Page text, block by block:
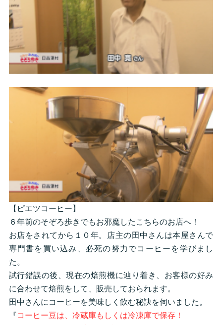
【ピエツコーヒー】
６年前のそぞろ歩きでもお邪魔したこちらのお店へ！
お店をされてから１０年。店主の田中さんは本屋さんで
専門書を買い込み、必死の努力でコーヒーを学びまし
た。
試行錯誤の後、現在の焙煎機に辿り着き、お客様の好み
に合わせて焙煎をして、販売しておられます。
田中さんにコーヒーを美味しく飲む秘訣を伺いました。
『コーヒー豆は、冷蔵庫もしくは冷凍庫で保存！